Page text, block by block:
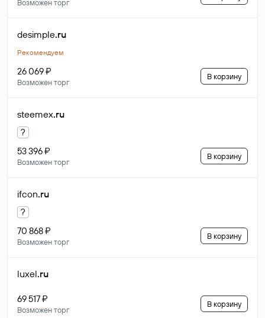
Возможен торг
desimple.ru
Рекомендуем
26 069 ₽
Возможен торг
В корзину
steemex.ru
?
53 396 ₽
Возможен торг
В корзину
ifcon.ru
?
70 868 ₽
Возможен торг
В корзину
luxel.ru
69 517 ₽
Возможен торг
В корзину